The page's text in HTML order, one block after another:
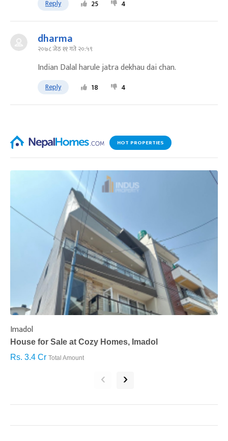
Reply 25 4
dharma
२०७८ जेठ ११ गते २०:५९
Indian Dalal harule jatra dekhau dai chan.
Reply 18 4
HOT PROPERTIES
Imadol
House for Sale at Cozy Homes, Imadol
Rs. 3.4 Cr Total Amount
‹ ›